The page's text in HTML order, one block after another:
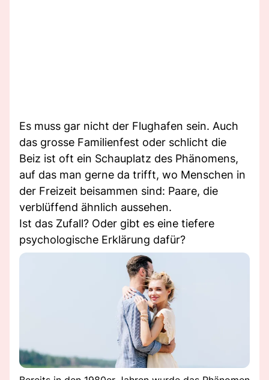
Es muss gar nicht der Flughafen sein. Auch
das grosse Familienfest oder schlicht die
Beiz ist oft ein Schauplatz des Phänomens,
auf das man gerne da trifft, wo Menschen in
der Freizeit beisammen sind: Paare, die
verblüffend ähnlich aussehen.
Ist das Zufall? Oder gibt es eine tiefere
psychologische Erklärung dafür?